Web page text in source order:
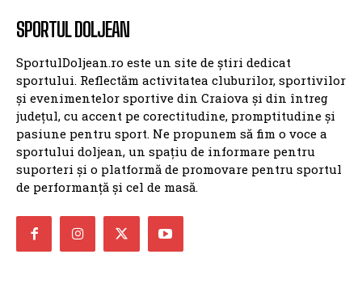
SPORTUL DOLJEAN
SportulDoljean.ro este un site de știri dedicat
sportului. Reflectăm activitatea cluburilor, sportivilor
și evenimentelor sportive din Craiova și din întreg
județul, cu accent pe corectitudine, promptitudine și
pasiune pentru sport. Ne propunem să fim o voce a
sportului doljean, un spațiu de informare pentru
suporteri și o platformă de promovare pentru sportul
de performanță și cel de masă.